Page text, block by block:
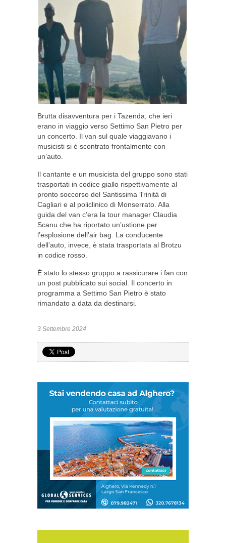
Brutta disavventura per i Tazenda, che ieri
erano in viaggio verso Settimo San Pietro per
un concerto. Il van sul quale viaggiavano i
musicisti si è scontrato frontalmente con
un’auto.
Il cantante e un musicista del gruppo sono stati
trasportati in codice giallo rispettivamente al
pronto soccorso del Santissima Trinità di
Cagliari e al policlinico di Monserrato. Alla
guida del van c’era la tour manager Claudia
Scanu che ha riportato un’ustione per
l’esplosione dell’air bag. La conducente
dell’auto, invece, è stata trasportata al Brotzu
in codice rosso.
È stato lo stesso gruppo a rassicurare i fan con
un post pubblicato sui social. Il concerto in
programma a Settimo San Pietro è stato
rimandato a data da destinarsi.
3 Settembre 2024